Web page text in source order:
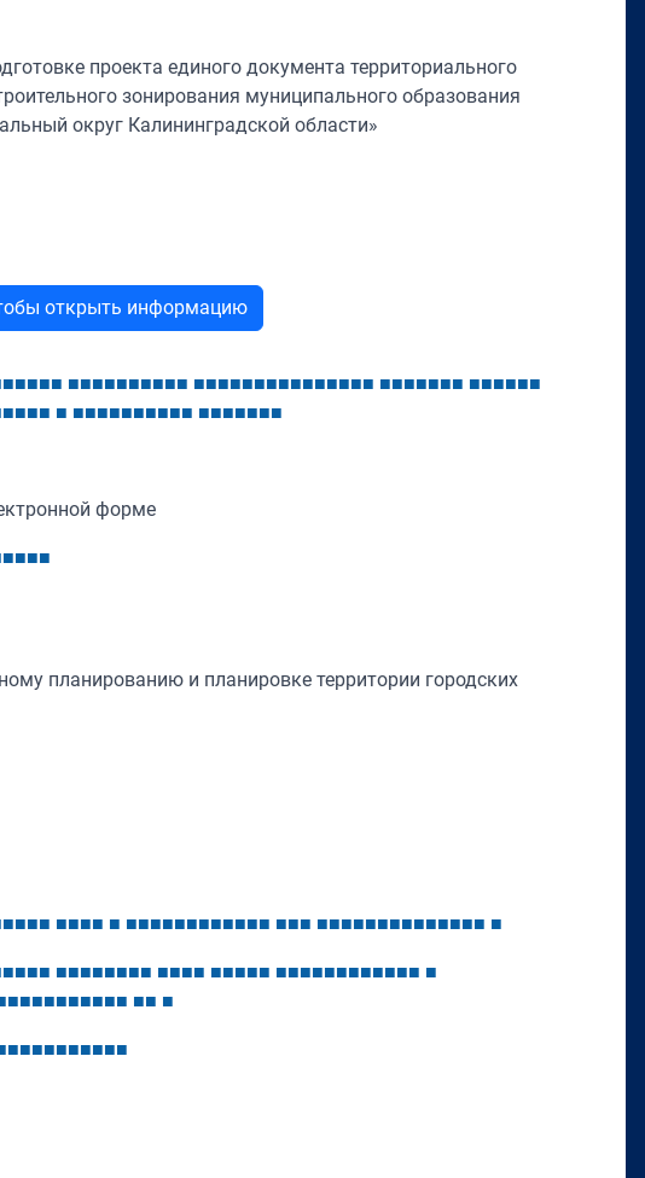
проекта единого документа территориального
зонирования муниципального образования
округ Калининградской области»
открыть информацию
■■■■■ ■■■■■■■■■■ ■■■■■■■■■■■■■■■ ■■■■■■■ ■■■■■■
■■■■ ■ ■■■■■■■■■■ ■■■■■■■
форме
■■■■
планированию и планировке территории городских
■■■■ ■■■■ ■ ■■■■■■■■■■■■ ■■■ ■■■■■■■■■■■■■■ ■
■■■■ ■■■■■■■■ ■■■■ ■■■■■ ■■■■■■■■■■■■ ■
■■■■■■■■■■ ■■ ■
■■■■■■■■■■